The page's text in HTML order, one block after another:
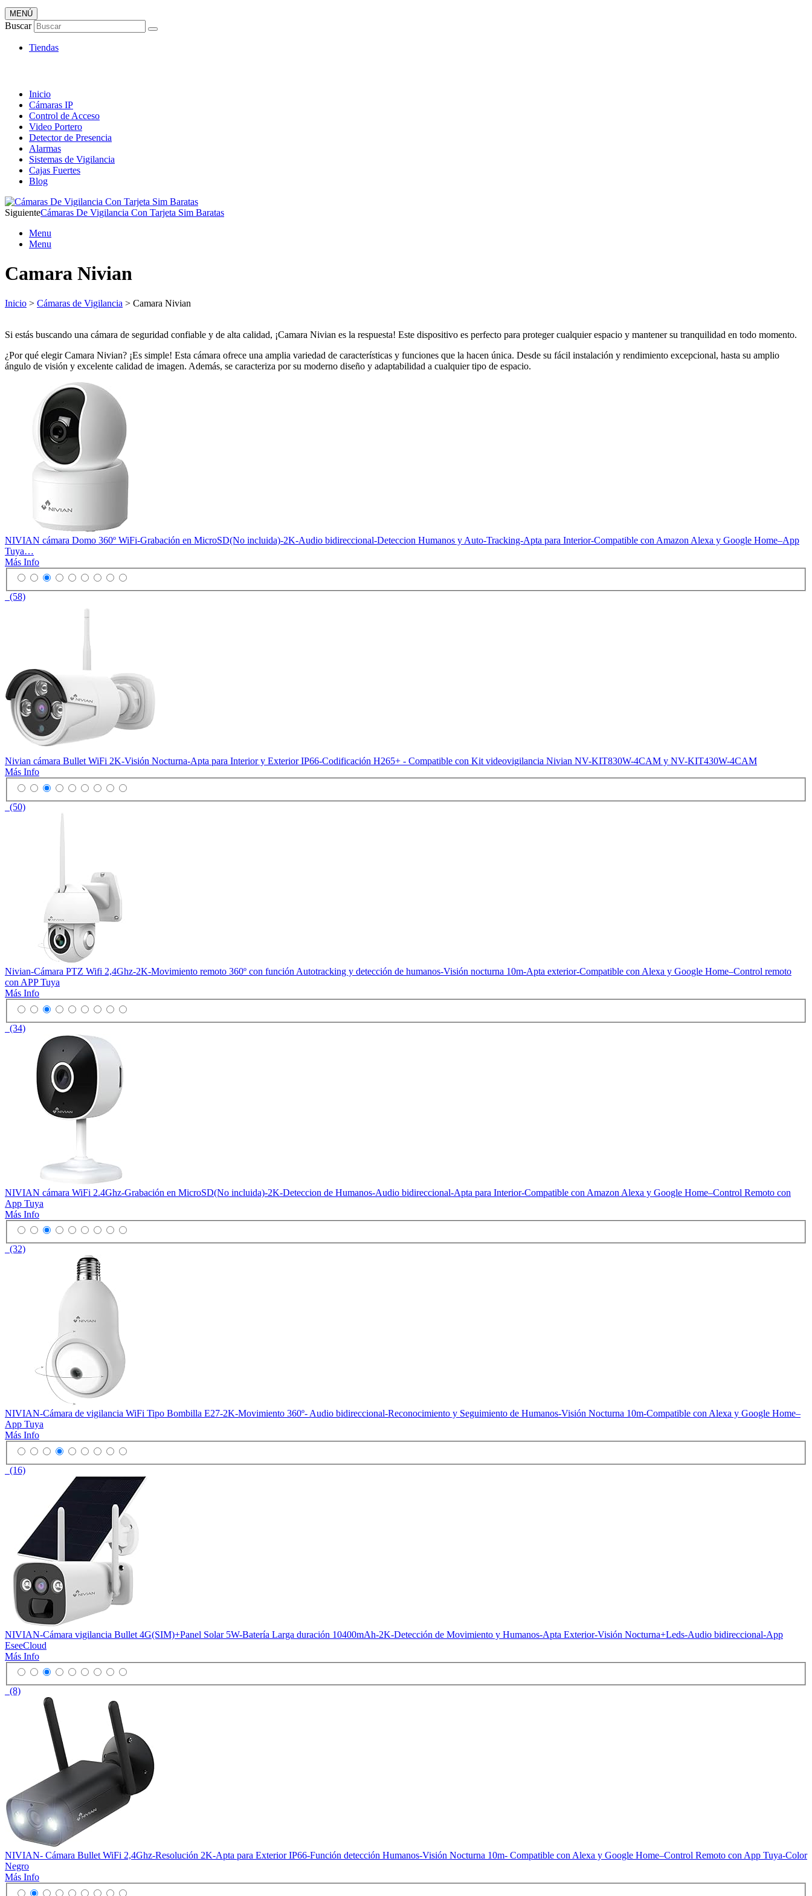
Artículos de Vigilancia
Envió 24/7!!!
MENÚ
Buscar
Tiendas
Inicio
Cámaras IP
Control de Acceso
Video Portero
Detector de Presencia
Alarmas
Sistemas de Vigilancia
Cajas Fuertes
Blog
SiguienteCámaras De Vigilancia Con Tarjeta Sim Baratas
Menu
Menu
Camara Nivian
Inicio > Cámaras de Vigilancia > Camara Nivian
Si estás buscando una cámara de seguridad confiable y de alta calidad, ¡Camara Nivian es la respuesta! Este dispositivo es perfecto para proteger cualquier espacio y mantener su tranquilidad en todo momento.
¿Por qué elegir Camara Nivian? ¡Es simple! Esta cámara ofrece una amplia variedad de características y funciones que la hacen única. Desde su fácil instalación y rendimiento excepcional, hasta su amplio
ángulo de visión y excelente calidad de imagen. Además, se caracteriza por su moderno diseño y adaptabilidad a cualquier tipo de espacio.
NIVIAN cámara Domo 360º WiFi-Grabación en MicroSD(No incluida)-2K-Audio bidireccional-Deteccion Humanos y Auto-Tracking-Apta para Interior-Compatible con Amazon Alexa y Google Home–App
Tuya…
Más Info
(58)
Nivian cámara Bullet WiFi 2K-Visión Nocturna-Apta para Interior y Exterior IP66-Codificación H265+ - Compatible con Kit videovigilancia Nivian NV-KIT830W-4CAM y NV-KIT430W-4CAM
Más Info
(50)
Nivian-Cámara PTZ Wifi 2,4Ghz-2K-Movimiento remoto 360º con función Autotracking y detección de humanos-Visión nocturna 10m-Apta exterior-Compatible con Alexa y Google Home–Control remoto
con APP Tuya
Más Info
(34)
NIVIAN cámara WiFi 2.4Ghz-Grabación en MicroSD(No incluida)-2K-Deteccion de Humanos-Audio bidireccional-Apta para Interior-Compatible con Amazon Alexa y Google Home–Control Remoto con
App Tuya
Más Info
(32)
NIVIAN-Cámara de vigilancia WiFi Tipo Bombilla E27-2K-Movimiento 360º- Audio bidireccional-Reconocimiento y Seguimiento de Humanos-Visión Nocturna 10m-Compatible con Alexa y Google Home–
App Tuya
Más Info
(16)
NIVIAN-Cámara vigilancia Bullet 4G(SIM)+Panel Solar 5W-Batería Larga duración 10400mAh-2K-Detección de Movimiento y Humanos-Apta Exterior-Visión Nocturna+Leds-Audio bidireccional-App
EseeCloud
Más Info
(8)
NIVIAN- Cámara Bullet WiFi 2,4Ghz-Resolución 2K-Apta para Exterior IP66-Función detección Humanos-Visión Nocturna 10m- Compatible con Alexa y Google Home–Control Remoto con App Tuya-Color
Negro
Más Info